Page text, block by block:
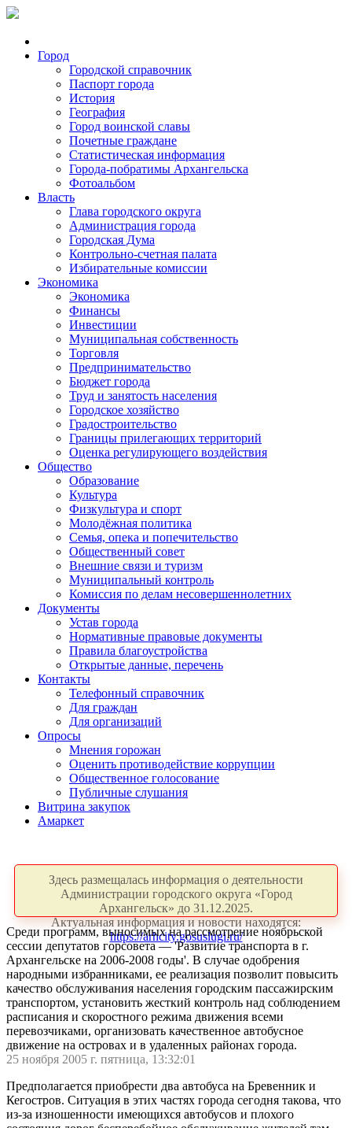
Город
Городской справочник
Паспорт города
История
География
Город воинской славы
Почетные граждане
Статистическая информация
Города-побратимы Архангельска
Фотоальбом
Власть
Глава городского округа
Администрация города
Городская Дума
Контрольно-счетная палата
Избирательные комиссии
Экономика
Экономика
Финансы
Инвестиции
Муниципальная собственность
Торговля
Предпринимательство
Бюджет города
Труд и занятость населения
Городское хозяйство
Градостроительство
Границы прилегающих территорий
Оценка регулирующего воздействия
Общество
Образование
Культура
Физкультура и спорт
Молодёжная политика
Семья, опека и попечительство
Общественный совет
Внешние связи и туризм
Муниципальный контроль
Комиссия по делам несовершеннолетних
Документы
Устав города
Нормативные правовые документы
Правила благоустройства
Открытые данные, перечень
Контакты
Телефонный справочник
Для граждан
Для организаций
Опросы
Мнения горожан
Оценить противодействие коррупции
Общественное голосование
Публичные слушания
Витрина закупок
Амаркет
Здесь размещалась информация о деятельности
Администрации городского округа «Город
Архангельск» до 31.12.2025.
Актуальная информация и новости находятся:
https://arhcity.gosuslugi.ru/
Среди программ, выносимых на рассмотрение ноябрьской
сессии депутатов горсовета — 'Развитие транспорта в г.
Архангельске на 2006-2008 годы'. В случае одобрения
народными избранниками, ее реализация позволит повысить
качество обслуживания населения городским пассажирским
транспортом, установить жесткий контроль над соблюдением
расписания и скоростного режима движения всеми
перевозчиками, организовать качественное автобусное
движение на островах и в удаленных районах города.
25 ноября 2005 г. пятница, 13:32:01
Предполагается приобрести два автобуса на Бревенник и
Кегостров. Ситуация в этих частях города сегодня такова, что
из-за изношенности имеющихся автобусов и плохого